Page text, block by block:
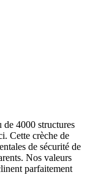
de 4000 structures
Cette crèche de
de sécurité de
Nos valeurs
parfaitement